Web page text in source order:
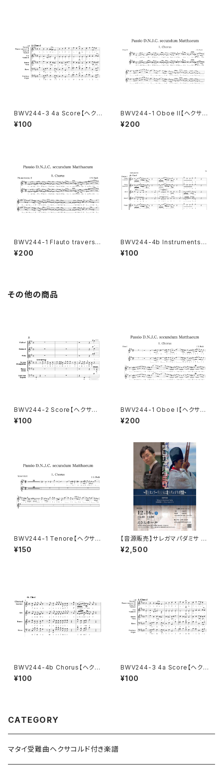
BWV244-3 4a Score【ヘクサ
コルド付き楽譜】
¥100
BWV244-1 Oboe II【ヘクサコ
ルド付き楽譜】
¥200
BWV244-1 Flauto traverso
II【ヘクサコルド付き楽譜】
¥200
BWV244-4b Instruments
【ヘクサコルド付き楽譜】
¥100
その他の商品
BWV244-2 Score【ヘクサコ
ルド付き楽譜】
¥100
BWV244-1 Oboe I【ヘクサコ
ルド付き楽譜】
¥200
BWV244-1 Tenore【ヘクサコ
ルド付き楽譜】
¥150
【音源販売】サレガマパダミサ 〜
笙とタンプーラとともに歌うグレ
ゴリオ聖歌〜（動画・パンフレット
¥2,500
BWV244-4b Chorus【ヘクサ
コルド付き楽譜】
¥100
BWV244-3 4a Score【ヘクサ
コルド付き楽譜】
¥100
CATEGORY
マタイ受難曲ヘクサコルド付き楽譜